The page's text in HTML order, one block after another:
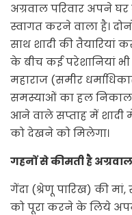
अग्रवाल परिवार अपने
स्वागत करने वाला है।
साथ शादी की तैयारियां
के बीच कई परेशानियां
महाराज (समीर
समस्याओं का हल निकाल
आने वाले सप्ताह में शादी
को देखने को मिलेगा।
गहनों से कीमती है
गेंदा (श्रेणू पारिख) की
को पूरा करने के लिये